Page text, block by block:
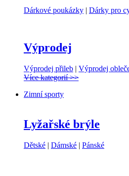
Dárkové poukázky | Dárky pro
Výprodej
Výprodej přileb | Výprodej
Více kategorií >>
Zimní sporty
Lyžařské brýle
Dětské | Dámské | Pánské